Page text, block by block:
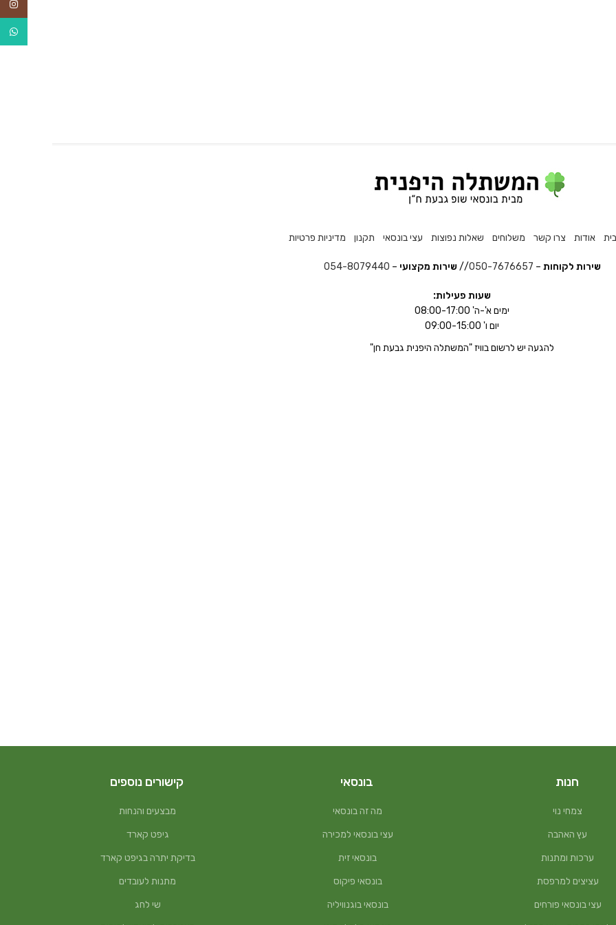
אודות צרו קשר משלוחים שאלות נפוצות עצי בונסאי תקנון מדיניות פרטיות
שירות לקוחות –
050-7676657
//שירות מקצועי –
054-8079440
שעות פעילות:
ימים א'-ה' 08:00-17:00
יום ו' 09:00-15:00
להגעה יש לרשום בוויז "המשתלה היפנית גבעת חן"
חנות
צמחי נוי
עץ האהבה
ערכות ומתנות
עציצים למרפסת
עצי בונסאי פורחים
בונסאי
מה זה בונסאי
עצי בונסאי למכירה
בונסאי זית
בונסאי פיקוס
בונסאי בוגנוויליה
קישורים נוספים
מבצעים והנחות
גיפט קארד
בדיקת יתרה בגיפט קארד
מתנות לעובדים
שי לחג